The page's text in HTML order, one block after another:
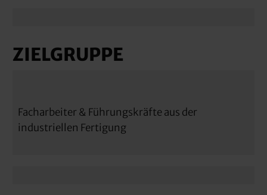
ZIELGRUPPE
Facharbeiter & Führungskräfte aus der
industriellen Fertigung